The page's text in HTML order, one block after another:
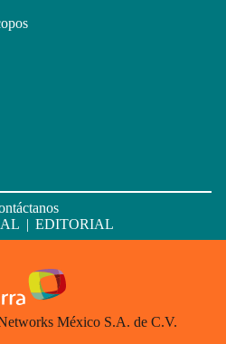
| EDITORIAL
México S.A. de C.V.